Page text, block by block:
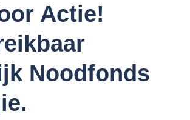
Actie!
Noodfonds